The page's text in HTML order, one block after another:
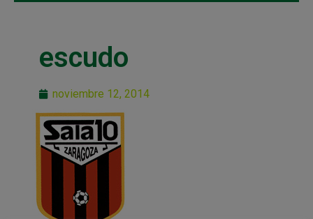
escudo
noviembre 12, 2014